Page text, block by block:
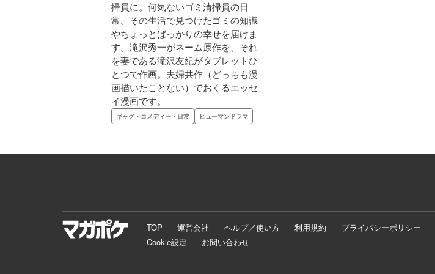
掃員に。何気ないゴミ清掃員の日
常。その生活で見つけたゴミの知識
やちょっとばっかりの幸せを届けま
す。滝沢秀一がネーム原作を、それ
を妻である滝沢友紀がタブレットひ
とつで作画。夫婦共作（どっちも漫
画描いたことない）でおくるエッセ
イ漫画です。
ギャグ・コメディー・日常 ヒューマンドラマ
TOP 運営会社 ヘルプ／使い方 利用規約 プライバシーポリシー
Cookie設定
お問い合わせ